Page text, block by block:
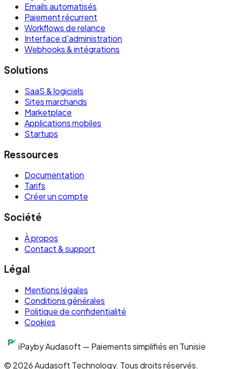
Emails automatisés
Paiement récurrent
Workflows de relance
Interface d'administration
Webhooks & intégrations
Solutions
SaaS & logiciels
Sites marchands
Marketplace
Applications mobiles
Startups
Ressources
Documentation
Tarifs
Créer un compte
Société
À propos
Contact & support
Légal
Mentions légales
Conditions générales
Politique de confidentialité
Cookies
iPayby Audasoft — Paiements simplifiés en Tunisie
© 2026Audasoft Technology. Tous droits réservés.